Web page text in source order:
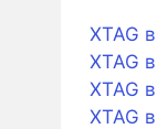
XTAG
XTAG
XTAG
XTAG